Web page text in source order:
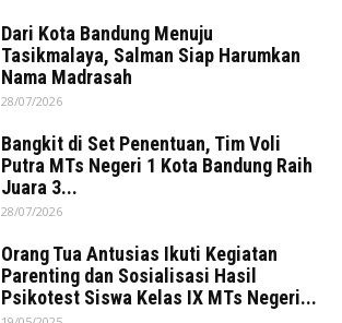
Dari Kota Bandung Menuju
Tasikmalaya, Salman Siap Harumkan
Nama Madrasah
28/07/2026
Bangkit di Set Penentuan, Tim Voli
Putra MTs Negeri 1 Kota Bandung Raih
Juara 3...
28/07/2026
Orang Tua Antusias Ikuti Kegiatan
Parenting dan Sosialisasi Hasil
Psikotest Siswa Kelas IX MTs Negeri...